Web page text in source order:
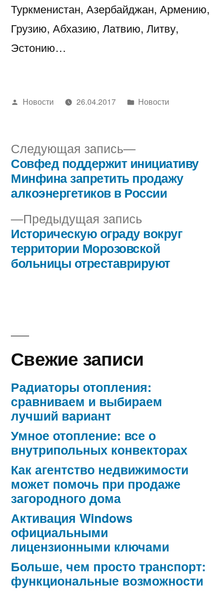
Туркменистан, Азербайджан, Армению,
Грузию, Абхазию, Латвию, Литву,
Эстонию…
Написано
Новости 26.04.2017
Написано
Новости
Навигация
по
записям
Предыдущая запись
запись:
Историческую ограду вокруг
территории Морозовской
больницы отреставрируют
Следующая запись
Следующая
запись:
Совфед поддержит инициативу
Минфина запретить продажу
алкоэнергетиков в России
Свежие записи
Радиаторы отопления:
сравниваем и выбираем
лучший вариант
Умное отопление: все о
внутрипольных конвекторах
Как агентство недвижимости
может помочь при продаже
загородного дома
Активация Windows
официальными
лицензионными ключами
Больше, чем просто транспорт:
функциональные возможности